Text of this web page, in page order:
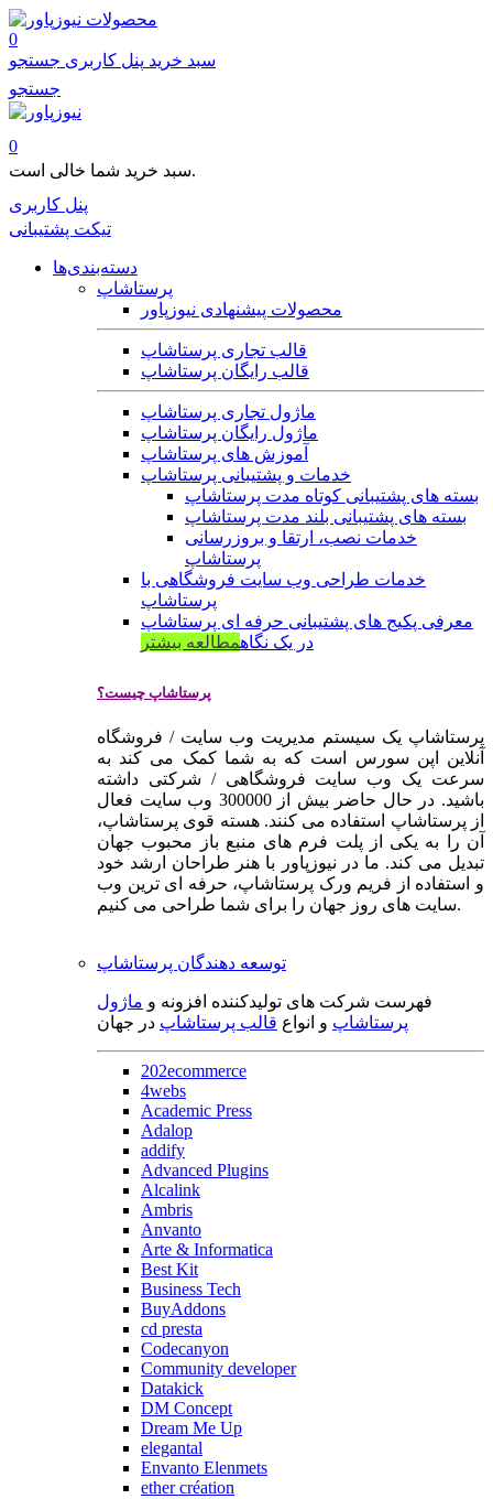
محصولات
0
سبد خرید پنل کاربری جستجو
جستجو
0
سبد خرید شما خالی است.
پنل کاربری
تیکت پشتیبانی
دسته‌بندی‌ها
پرستاشاپ
محصولات پیشنهادی نیوزپاور
قالب تجاری پرستاشاپ
قالب رایگان پرستاشاپ
ماژول تجاری پرستاشاپ
ماژول رایگان پرستاشاپ
آموزش های پرستاشاپ
خدمات و پشتیبانی پرستاشاپ
بسته های پشتیبانی کوتاه مدت پرستاشاپ
بسته های پشتیبانی بلند مدت پرستاشاپ
خدمات نصب، ارتقا و بروزرسانی
پرستاشاپ
خدمات طراحی وب سایت فروشگاهی با
پرستاشاپ
معرفی پکیج های پشتیبانی حرفه ای پرستاشاپ
در یک نگاهمطالعه بیشتر
پرستاشاپ چیست؟
پرستاشاپ یک سیستم مدیریت وب سایت / فروشگاه
آنلاین اپن سورس است که به شما کمک می کند به
سرعت یک وب سایت فروشگاهی / شرکتی داشته
باشید. در حال حاضر بیش از 300000 وب سایت فعال
از پرستاشاپ استفاده می کنند. هسته قوی پرستاشاپ،
آن را به یکی از پلت فرم های منبع باز محبوب جهان
تبدیل می کند. ما در نیوزپاور با هنر طراحان ارشد خود
و استفاده از فریم ورک پرستاشاپ، حرفه ای ترین وب
سایت های روز جهان را برای شما طراحی می کنیم.
توسعه دهندگان پرستاشاپ
فهرست شرکت های تولیدکننده افزونه و ماژول
پرستاشاپ و انواع قالب پرستاشاپ در جهان
202ecommerce
4webs
Academic Press
Adalop
addify
Advanced Plugins
Alcalink
Ambris
Anvanto
Arte & Informatica
Best Kit
Business Tech
BuyAddons
cd presta
Codecanyon
Community developer
Datakick
DM Concept
Dream Me Up
elegantal
Envanto Elenmets
ether création